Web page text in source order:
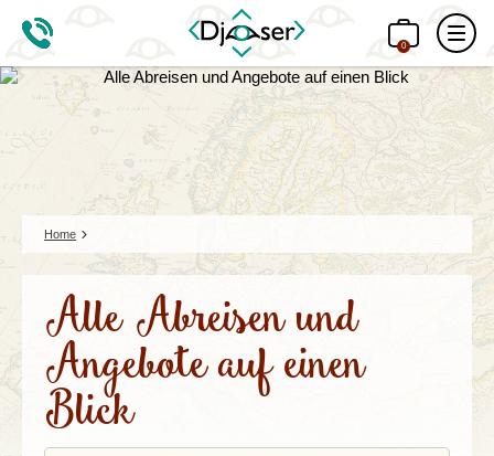
0
Home
Alle Abreisen und
Angebote auf einen
Blick